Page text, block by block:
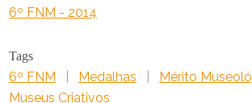
6º FNM - 2014
Tags
6º FNM Medalhas Mérito
Museus Criativos